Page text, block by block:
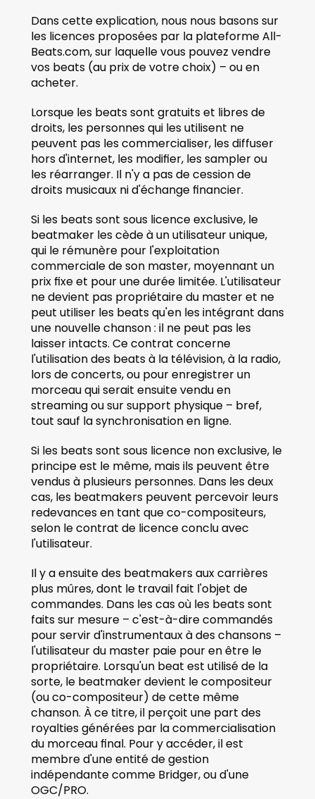
Dans cette explication, nous nous basons sur
les licences proposées par la plateforme All-
Beats.com, sur laquelle vous pouvez vendre
vos beats (au prix de votre choix) – ou en
acheter.
Lorsque les beats sont gratuits et libres de
droits, les personnes qui les utilisent ne
peuvent pas les commercialiser, les diffuser
hors d'internet, les modifier, les sampler ou
les réarranger. Il n'y a pas de cession de
droits musicaux ni d'échange financier.
Si les beats sont sous licence exclusive, le
beatmaker les cède à un utilisateur unique,
qui le rémunère pour l'exploitation
commerciale de son master, moyennant un
prix fixe et pour une durée limitée. L'utilisateur
ne devient pas propriétaire du master et ne
peut utiliser les beats qu'en les intégrant dans
une nouvelle chanson : il ne peut pas les
laisser intacts. Ce contrat concerne
l'utilisation des beats à la télévision, à la radio,
lors de concerts, ou pour enregistrer un
morceau qui serait ensuite vendu en
streaming ou sur support physique – bref,
tout sauf la synchronisation en ligne.
Si les beats sont sous licence non exclusive, le
principe est le même, mais ils peuvent être
vendus à plusieurs personnes. Dans les deux
cas, les beatmakers peuvent percevoir leurs
redevances en tant que co-compositeurs,
selon le contrat de licence conclu avec
l'utilisateur.
Il y a ensuite des beatmakers aux carrières
plus mûres, dont le travail fait l'objet de
commandes. Dans les cas où les beats sont
faits sur mesure – c'est-à-dire commandés
pour servir d'instrumentaux à des chansons –
l'utilisateur du master paie pour en être le
propriétaire. Lorsqu'un beat est utilisé de la
sorte, le beatmaker devient le compositeur
(ou co-compositeur) de cette même
chanson. À ce titre, il perçoit une part des
royalties générées par la commercialisation
du morceau final. Pour y accéder, il est
membre d'une entité de gestion
indépendante comme Bridger, ou d'une
OGC/PRO.